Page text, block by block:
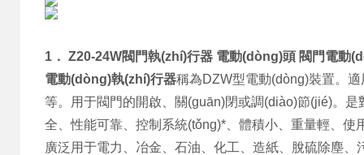
1． Z20-24W閥門執(zhí)行器 電動(dòng)頭 閥門電動
電動(dòng)執(zhí)行器稱為DZW型電動(dòng)裝置。適
等。用于閥門的開啟、關(guān)閉或調(diào)節
全、性能可靠、控制系統(tǒng)*、體積小、重量輕
廣泛用于電力、冶金、石油、化工、造紙、脫硫除塵